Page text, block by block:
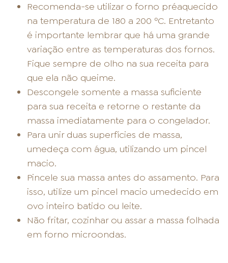
Recomenda-se utilizar o forno préaquecido
na temperatura de 180 a 200 ºC. Entretanto
é importante lembrar que há uma grande
variação entre as temperaturas dos fornos.
Fique sempre de olho na sua receita para
que ela não queime.
Descongele somente a massa suficiente
para sua receita e retorne o restante da
massa imediatamente para o congelador.
Para unir duas superfícies de massa,
umedeça com água, utilizando um pincel
macio.
Pincele sua massa antes do assamento. Para
isso, utilize um pincel macio umedecido em
ovo inteiro batido ou leite.
Não fritar, cozinhar ou assar a massa folhada
em forno microondas.